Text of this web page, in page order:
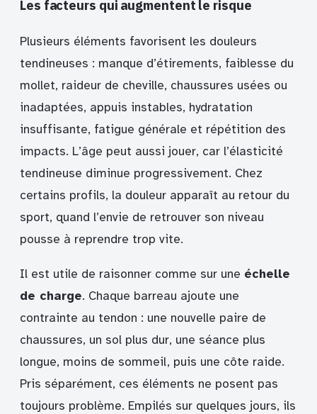
Les facteurs qui augmentent le risque
Plusieurs éléments favorisent les douleurs
tendineuses : manque d’étirements, faiblesse du
mollet, raideur de cheville, chaussures usées ou
inadaptées, appuis instables, hydratation
insuffisante, fatigue générale et répétition des
impacts. L’âge peut aussi jouer, car l’élasticité
tendineuse diminue progressivement. Chez
certains profils, la douleur apparaît au retour du
sport, quand l’envie de retrouver son niveau
pousse à reprendre trop vite.
Il est utile de raisonner comme sur une échelle
de charge. Chaque barreau ajoute une
contrainte au tendon : une nouvelle paire de
chaussures, un sol plus dur, une séance plus
longue, moins de sommeil, puis une côte raide.
Pris séparément, ces éléments ne posent pas
toujours problème. Empilés sur quelques jours, ils